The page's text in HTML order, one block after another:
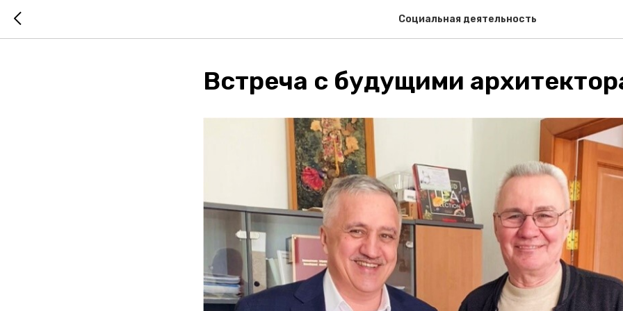
Социальная деятельность
Встреча с будущими